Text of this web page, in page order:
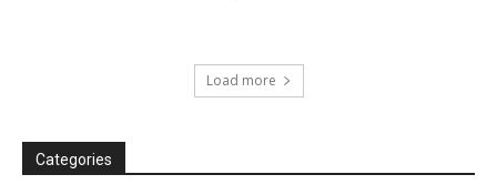
Load more
Categories